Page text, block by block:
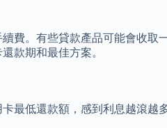
費。有些貸款產品可能會收取
款期和最佳方案。
最低還款額，感到利息越滾越